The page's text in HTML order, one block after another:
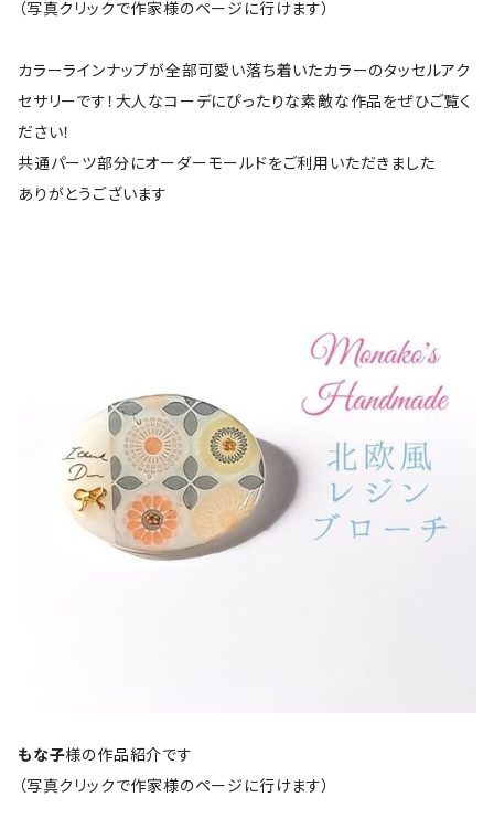
（写真クリックで作家様のページに行けます）
カラーラインナップが全部可愛い落ち着いたカラーのタッセルアク
セサリーです！大人なコーデにぴったりな素敵な作品をぜひご覧く
ださい！
共通パーツ部分にオーダーモールドをご利用いただきました
ありがとうございます
もな子様の作品紹介です
（写真クリックで作家様のページに行けます）